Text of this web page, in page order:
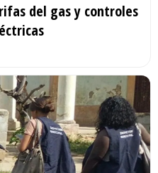
del gas y controles